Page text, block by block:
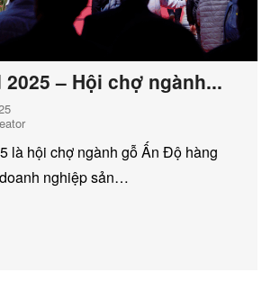
2025 – Hội chợ ngành...
là hội chợ ngành gỗ Ấn Độ hàng
nghiệp sản…